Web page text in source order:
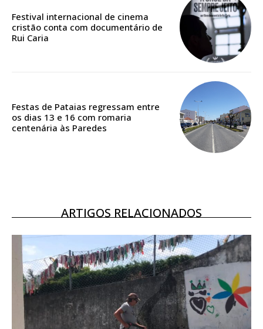
12 meses
Festival internacional de cinema
cristão conta com documentário de
Rui Caria
Festas de Pataias regressam entre
os dias 13 e 16 com romaria
centenária às Paredes
ARTIGOS RELACIONADOS